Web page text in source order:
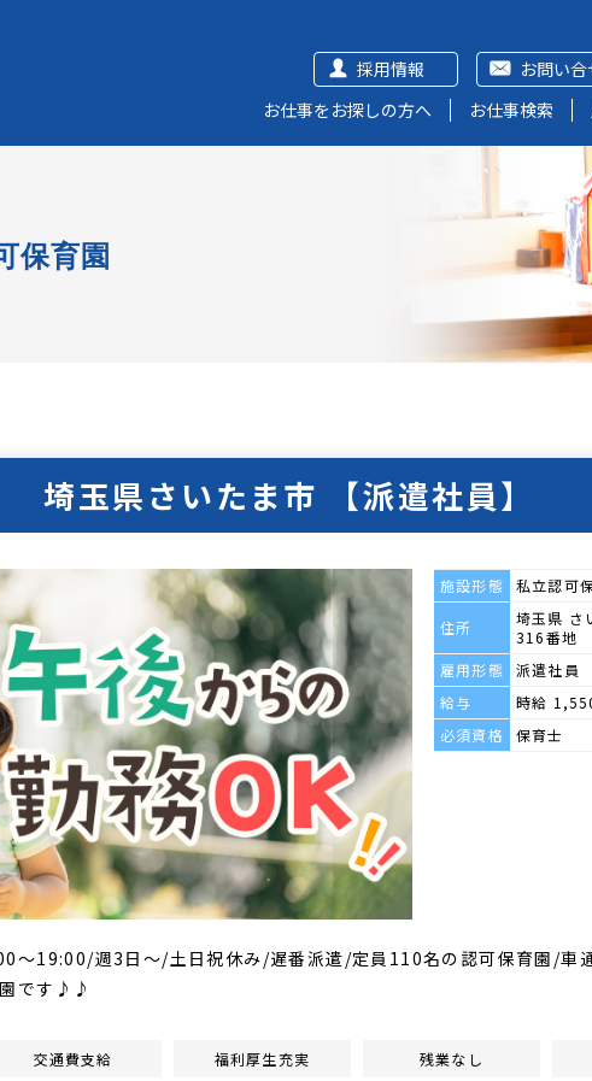
お問い合
採用情報
お仕事をお探しの方へ
お仕事検索
保育園
埼玉県さいたま市 【派遣社員】
施設形態 私立認可
住所
埼玉県 さ
316番地
雇用形態
派遣社員
給与
時給
必須資格
保育士
～19:00/週3日～/土日祝休み/遅番派遣/定員110名の認可保育園/車
園です♪♪
交通費支給 福利厚生充実 残業なし